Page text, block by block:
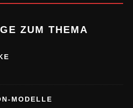
ZUM THEMA
MODELLE